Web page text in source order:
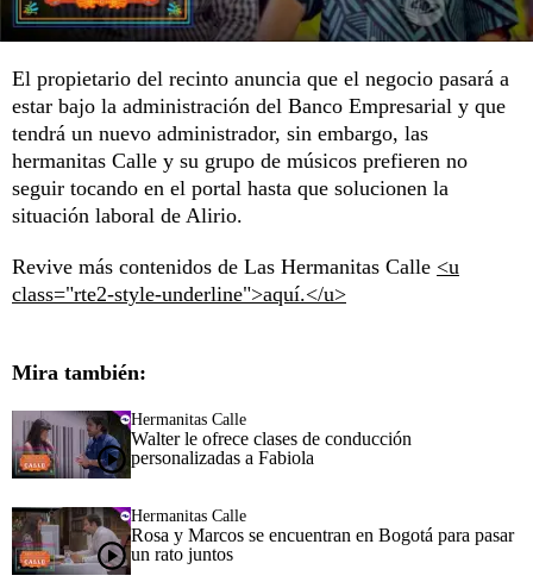
El propietario del recinto anuncia que el negocio pasará a
estar bajo la administración del Banco Empresarial y que
tendrá un nuevo administrador, sin embargo, las
hermanitas Calle y su grupo de músicos prefieren no
seguir tocando en el portal hasta que solucionen la
situación laboral de Alirio.
Revive más contenidos de Las Hermanitas Calle <u
class="rte2-style-underline">aquí.</u>
Mira también:
Hermanitas Calle
Walter le ofrece clases de conducción
personalizadas a Fabiola
Hermanitas Calle
Rosa y Marcos se encuentran en Bogotá para pasar
un rato juntos